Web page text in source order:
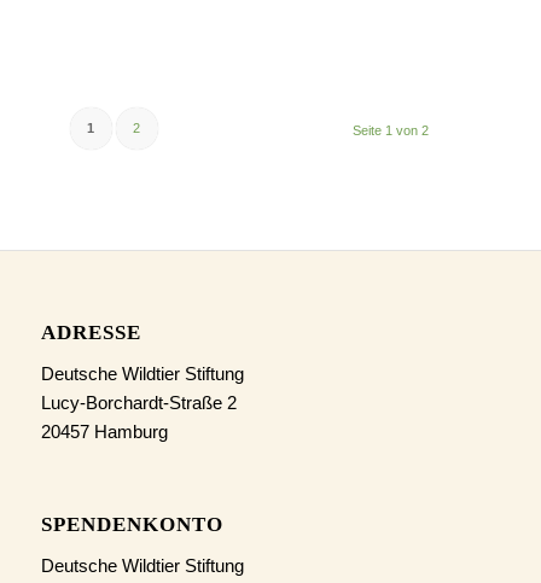
Seite 1 von 2
1 2
ADRESSE
Deutsche Wildtier Stiftung
Lucy-Borchardt-Straße 2
20457 Hamburg
SPENDENKONTO
Deutsche Wildtier Stiftung